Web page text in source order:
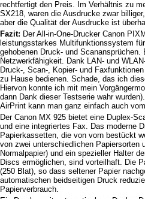
rechtfertigt den Preis. Im Verhältnis zu
SX218, waren die Ausdrucke zwar
aber die Qualität der Ausdrucke ist
Fazit: Der All-in-One-Drucker Canon
leistungsstarkes Multifunktionssystem
gehobenen Druck- und
Netzwerkfähigkeit. Dank LAN- und
Druck-, Scan-, Kopier- und
zu Hause bedienen. Schade, das ich
Hiervon konnte ich mit mein
dann Dank dieser Testserie wahr
AirPrint kann man ganz einfach auch
Der Canon MX 925 bietet eine Duplex-
und eine integriertes Fax. Das moderne
Papierkassetten, die von vorn bestückt
von zwei unterschiedlichen Papiersorten
Normalpapier) und ein spezieller Halter
Discs ermöglichen, sind vorteilhaft. Die
(250 Blat), so dass seltener Papier
automatischen beidseitigen Druck
Papierverbrauch.